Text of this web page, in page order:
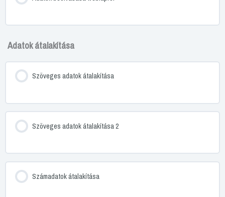
Adatok átalakítása
Szöveges adatok átalakítása
Szöveges adatok átalakítása 2
Számadatok átalakítása